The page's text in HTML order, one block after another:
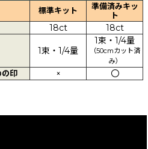
標準キット
準備済みキッ
ト
18ct 18ct
1束・1/4量
1束・1/4量
（50cmカット済
み）
の印 × 〇